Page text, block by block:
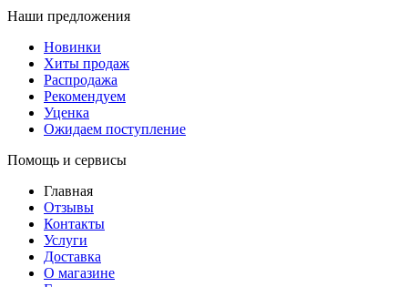
Наши предложения
Новинки
Хиты продаж
Распродажа
Рекомендуем
Уценка
Ожидаем поступление
Помощь и сервисы
Главная
Отзывы
Контакты
Услуги
Доставка
О магазине